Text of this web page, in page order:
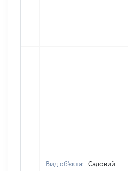
Вид об'єкта:
Садовий